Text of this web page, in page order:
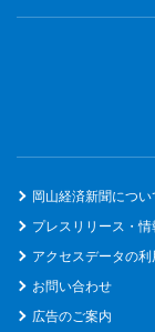
岡山経済新聞につい
プレスリリース・
アクセスデータの
お問い合わせ
広告のご案内